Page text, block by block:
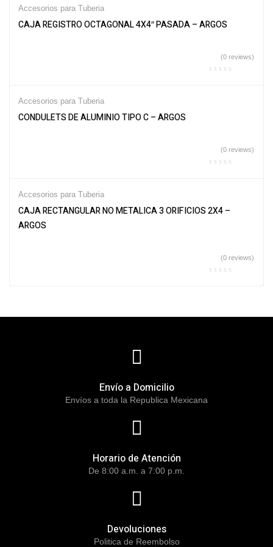
Accesorios para Tuberia
CAJA REGISTRO OCTAGONAL 4X4″ PASADA – ARGOS
(0 reviews)
Accesorios para Tuberia
CONDULETS DE ALUMINIO TIPO C – ARGOS
(0 reviews)
Accesorios para Tuberia
CAJA RECTANGULAR NO METALICA 3 ORIFICIOS 2X4 –
ARGOS
(0 reviews)
Envío a Domicilio
Envíos a toda la Republica Mexicana
Horario de Atención
De 8:00 a.m. a 7:00 p.m.
Devoluciones
Politica de Reembolso